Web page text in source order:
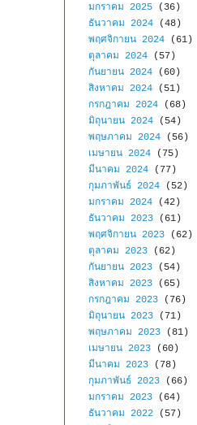
มกราคม 2025 (36)
ธันวาคม 2024 (48)
พฤศจิกายน 2024 (61)
ตุลาคม 2024 (57)
กันยายน 2024 (60)
สิงหาคม 2024 (51)
กรกฎาคม 2024 (68)
มิถุนายน 2024 (54)
พฤษภาคม 2024 (56)
เมษายน 2024 (75)
มีนาคม 2024 (77)
กุมภาพันธ์ 2024 (52)
มกราคม 2024 (42)
ธันวาคม 2023 (61)
พฤศจิกายน 2023 (62)
ตุลาคม 2023 (62)
กันยายน 2023 (54)
สิงหาคม 2023 (65)
กรกฎาคม 2023 (76)
มิถุนายน 2023 (71)
พฤษภาคม 2023 (81)
เมษายน 2023 (60)
มีนาคม 2023 (78)
กุมภาพันธ์ 2023 (66)
มกราคม 2023 (64)
ธันวาคม 2022 (57)